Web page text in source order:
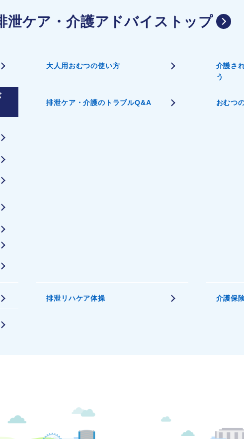
泄ケア・介護アドバイストップ
大人用おむつの使い方
介護さ
う
排泄ケア・介護のトラブルQ&A おむつ
排泄リハケア体操 介護保